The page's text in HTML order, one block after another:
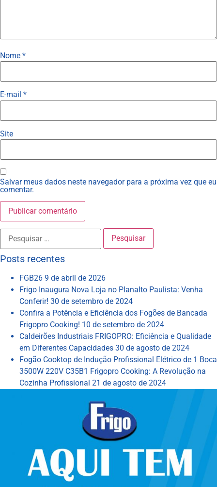
Nome *
E-mail *
Site
Salvar meus dados neste navegador para a próxima vez que eu
comentar.
Posts recentes
FGB26 9 de abril de 2026
Frigo Inaugura Nova Loja no Planalto Paulista: Venha
Conferir! 30 de setembro de 2024
Confira a Potência e Eficiência dos Fogões de Bancada
Frigopro Cooking! 10 de setembro de 2024
Caldeirões Industriais FRIGOPRO: Eficiência e Qualidade
em Diferentes Capacidades 30 de agosto de 2024
Fogão Cooktop de Indução Profissional Elétrico de 1 Boca
3500W 220V C35B1 Frigopro Cooking: A Revolução na
Cozinha Profissional 21 de agosto de 2024